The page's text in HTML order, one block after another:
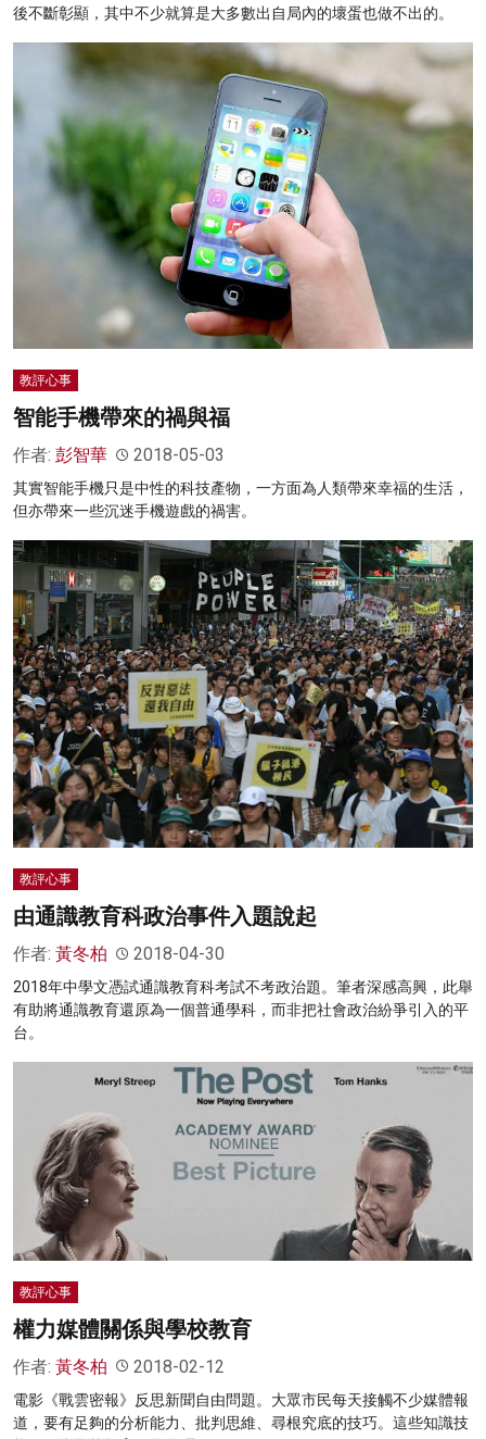
後不斷彰顯，其中不少就算是大多數出自局內的壞蛋也做不出的。
教評心事
智能手機帶來的禍與福
作者: 彭智華 2018-05-03
其實智能手機只是中性的科技產物，一方面為人類帶來幸福的生活，
但亦帶來一些沉迷手機遊戲的禍害。
教評心事
由通識教育科政治事件入題說起
作者: 黃冬柏 2018-04-30
2018年中學文憑試通識教育科考試不考政治題。筆者深感高興，此舉
有助將通識教育還原為一個普通學科，而非把社會政治紛爭引入的平
台。
教評心事
權力媒體關係與學校教育
作者: 黃冬柏 2018-02-12
電影《戰雲密報》反思新聞自由問題。大眾市民每天接觸不少媒體報
道，要有足夠的分析能力、批判思維、尋根究底的技巧。這些知識技